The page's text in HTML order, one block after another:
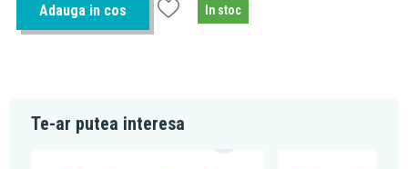
Adauga in cos In stoc
Te-ar putea interesa